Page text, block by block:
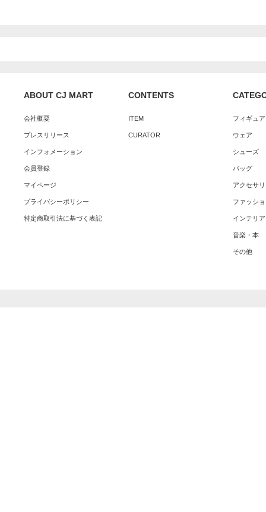
ABOUT CJ MART
会社概要
プレスリリース
インフォメーション
会員登録
マイページ
プライバシーポリシー
特定商取引法に基づく表記
CONTENTS
ITEM
CURATOR
フィギュ
ウェア
シューズ
バッグ
アクセサ
ファッシ
インテリア
音楽・本
その他